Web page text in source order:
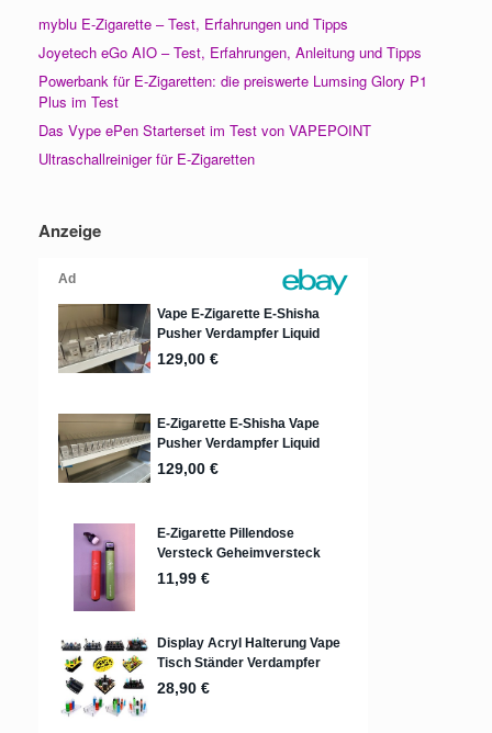
myblu E-Zigarette – Test, Erfahrungen und Tipps
Joyetech eGo AIO – Test, Erfahrungen, Anleitung und Tipps
Powerbank für E-Zigaretten: die preiswerte Lumsing Glory P1
Plus im Test
Das Vype ePen Starterset im Test von VAPEPOINT
Ultraschallreiniger für E-Zigaretten
Anzeige